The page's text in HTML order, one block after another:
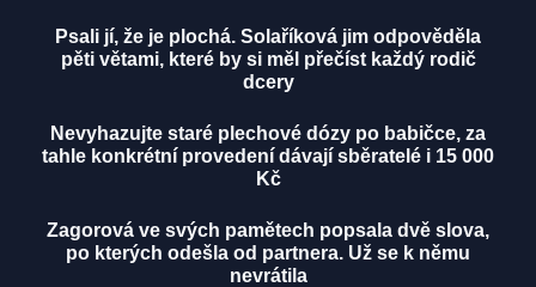
Psali jí, že je plochá. Solaříková jim odpověděla
pěti větami, které by si měl přečíst každý rodič
dcery
Nevyhazujte staré plechové dózy po babičce, za
tahle konkrétní provedení dávají sběratelé i 15 000
Kč
Zagorová ve svých pamětech popsala dvě slova,
po kterých odešla od partnera. Už se k němu
nevrátila